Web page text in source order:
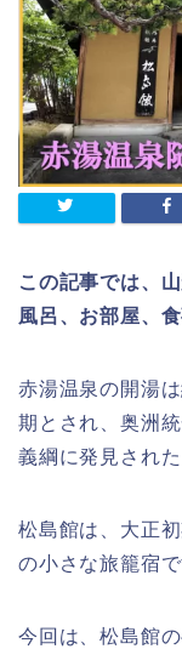
この記事では、
風呂、お部屋、
赤湯温泉の開湯
期とされ、奥洲
義綱に発見され
松島館は、大正
の小さな旅籠宿で
今回は、松島館